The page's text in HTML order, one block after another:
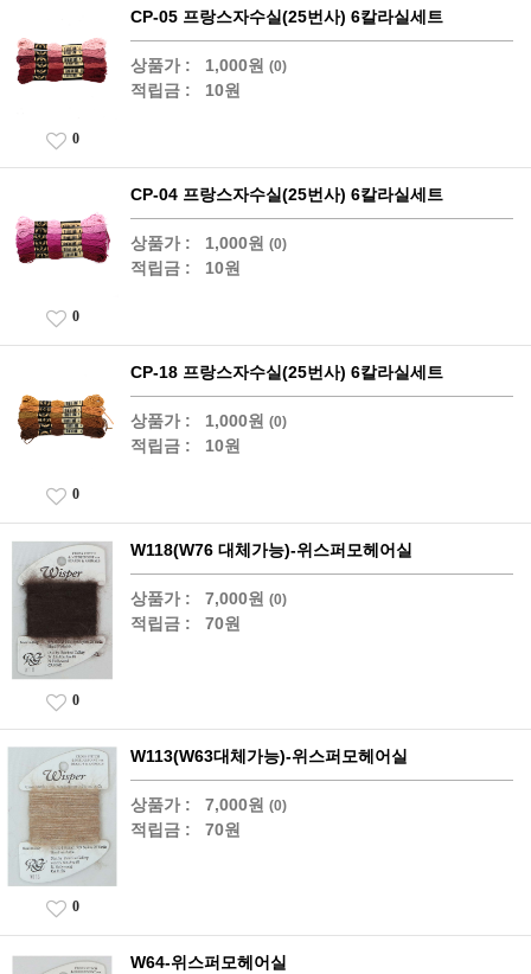
CP-05 프랑스자수실(25번사) 6칼라실세트
상품가 : 1,000원 (0)
적립금 : 10원
0
CP-04 프랑스자수실(25번사) 6칼라실세트
상품가 : 1,000원 (0)
적립금 : 10원
0
CP-18 프랑스자수실(25번사) 6칼라실세트
상품가 : 1,000원 (0)
적립금 : 10원
0
W118(W76 대체가능)-위스퍼모헤어실
상품가 : 7,000원 (0)
적립금 : 70원
0
W113(W63대체가능)-위스퍼모헤어실
상품가 : 7,000원 (0)
적립금 : 70원
0
W64-위스퍼모헤어실